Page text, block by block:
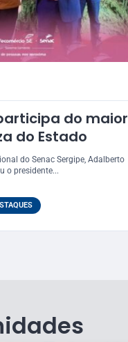
do maior
do Estado
do Senac Sergipe, Adalberto
o presidente...